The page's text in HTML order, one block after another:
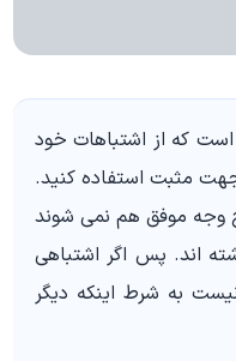
که از اشتباهات خود
مثبت استفاده کنید.
وجه موفق هم نمی شوند
اند. پس اگر اشتباهی
به شرط اینکه دیگر